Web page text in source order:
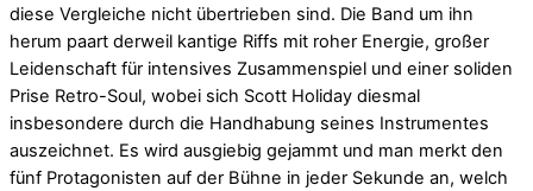
diese Vergleiche nicht übertrieben sind. Die Band um ihn
herum paart derweil kantige Riffs mit roher Energie, großer
Leidenschaft für intensives Zusammenspiel und einer soliden
Prise Retro-Soul, wobei sich Scott Holiday diesmal
insbesondere durch die Handhabung seines Instrumentes
auszeichnet. Es wird ausgiebig gejammt und man merkt den
fünf Protagonisten auf der Bühne in jeder Sekunde an, welch